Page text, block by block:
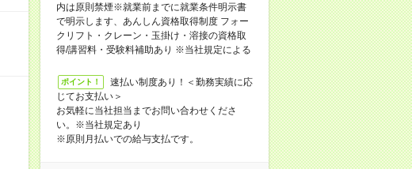
内は原則禁煙※就業前までに就業条件明示書
で明示します、あんしん資格取得制度 フォー
クリフト・クレーン・玉掛け・溶接の資格取
得/講習料・受験料補助あり ※当社規定による
ポイント！
速払い制度あり！＜勤務実績に応
じてお支払い＞
お気軽に当社担当までお問い合わせくださ
い。※当社規定あり
※原則月払いでの給与支払です。